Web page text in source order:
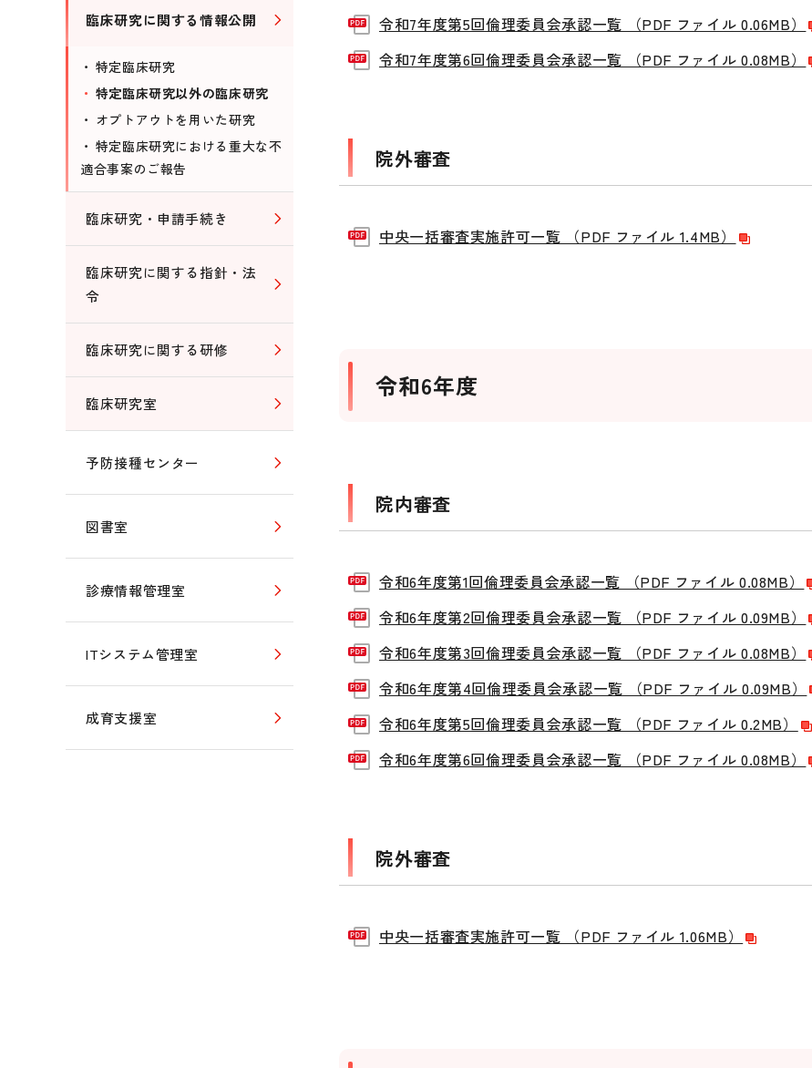
令和7年度第5回倫理委員会承認一覧 （PDF ファイル 0.06MB）
令和7年度第6回倫理委員会承認一覧 （PDF ファイル 0.08MB）
院外審査
中央一括審査実施許可一覧 （PDF ファイル 1.4MB）
令和6年度
院内審査
令和6年度第1回倫理委員会承認一覧 （PDF ファイル 0.08MB）
令和6年度第2回倫理委員会承認一覧 （PDF ファイル 0.09MB）
令和6年度第3回倫理委員会承認一覧 （PDF ファイル 0.08MB）
令和6年度第4回倫理委員会承認一覧 （PDF ファイル 0.09MB）
令和6年度第5回倫理委員会承認一覧 （PDF ファイル 0.2MB）
令和6年度第6回倫理委員会承認一覧 （PDF ファイル 0.08MB）
院外審査
中央一括審査実施許可一覧 （PDF ファイル 1.06MB）
臨床研究に関する情報公開
特定臨床研究
特定臨床研究以外の臨床研究
オプトアウトを用いた研究
特定臨床研究における重大な不
適合事案のご報告
臨床研究・申請手続き
臨床研究に関する指針・法
令
臨床研究に関する研修
臨床研究室
予防接種センター
図書室
診療情報管理室
ITシステム管理室
成育支援室